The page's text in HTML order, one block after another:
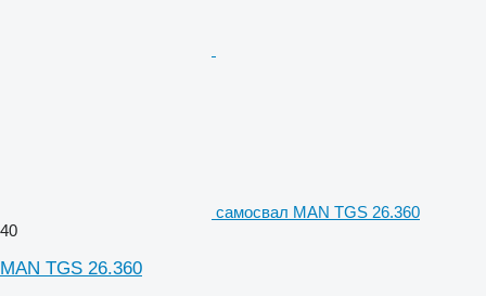
самосвал MAN TGS 26.360
40
MAN TGS 26.360